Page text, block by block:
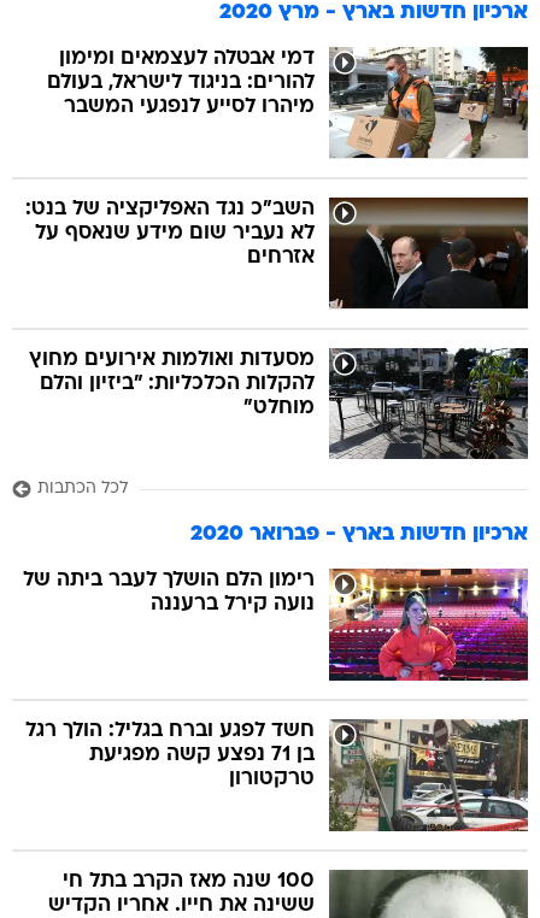
ארכיון חדשות בארץ - מרץ 2020
דמי אבטלה לעצמאים ומימון
להורים: בניגוד לישראל, בעולם
מיהרו לסייע לנפגעי המשבר
השב"כ נגד האפליקציה של בנט:
לא נעביר שום מידע שנאסף על
אזרחים
מסעדות ואולמות אירועים מחוץ
להקלות הכלכליות: "ביזיון והלם
מוחלט"
לכל הכתבות
ארכיון חדשות בארץ - פברואר 2020
רימון הלם הושלך לעבר ביתה של
נועה קירל ברעננה
חשד לפגע וברח בגליל: הולך רגל
בן 71 נפצע קשה מפגיעת
טרקטורון
100 שנה מאז הקרב בתל חי
ששינה את חייו. אחריו הקדיש